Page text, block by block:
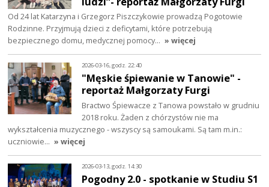
Od 24 lat Katarzyna i Grzegorz Piszczykowie prowadzą Pogotowie
Rodzinne. Przyjmują dzieci z deficytami, które potrzebują
bezpiecznego domu, medycznej pomocy… » więcej
2026-03-16, godz. 22:40
"Męskie śpiewanie w Tanowie" -
reportaż Małgorzaty Furgi
Bractwo Śpiewacze z Tanowa powstało w grudniu
2018 roku. Żaden z chórzystów nie ma
wykształcenia muzycznego - wszyscy są samoukami. Są tam m.in.:
uczniowie… » więcej
2026-03-13, godz. 14:30
Pogodny 2.0 - spotkanie w Studiu S1